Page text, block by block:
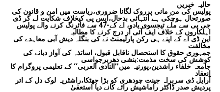
حالیہ خبریں
پولیس کی من مانی پرروک لگانا ضروری،ریاست میں امن و قانون کی
صورتحال ہوچکی ہے انتہائی بدحال،ایس پی کیخلاف شکایت لے کر ڈی
جی پی سے ملے تیجسوی یادو، اے کے-47 سے فائرنگ کرنے والے پولیس
اہلکاروں کے خلاف ایف آئی آر درج کرنے کا مطالبہ
این ڈی اے کے اپنے ہی رکن پارلیمنٹ نے کی بنگلہ دیش آبی معاہدے کی
مخالفت
جمہوری حقوق کا استحصال ناقابل قبول، اساتذہ کی آواز دبانے کی
کوشش کی سخت مذمت:بنشی دھربرجواسی
جامعہ خلفاء راشدین،پورنیہ میں’’النادی العربی‘‘ کے تعلیمی پروگرام کا
انعقاد
آرایل ڈی سربراہ جینت چودھری کو بڑا جھٹکا،راشٹریہ لوک دل کے اتر
پردیش صدر ڈاکٹر راماشیش رائے کانے دیا استعفیٰ